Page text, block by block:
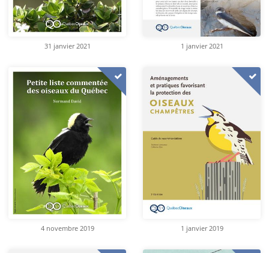
31 janvier 2021 1 janvier 2021
4 novembre 2019 1 janvier 2019